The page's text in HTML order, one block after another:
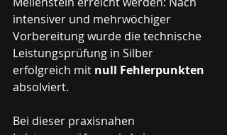
intensiver und mehrwöchiger
Vorbereitung wurde die technische
Leistungsprüfung in Silber
erfolgreich mit null Fehlerpunkten
absolviert.
Bei dieser praxisnahen